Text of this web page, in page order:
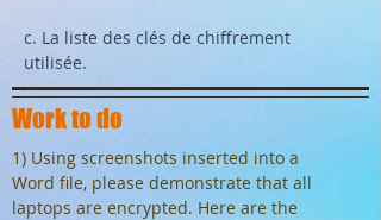
c. La liste des clés de chiffrement
utilisée.
Work to do
1) Using screenshots inserted into a
Word file, please demonstrate that all
laptops are encrypted. Here are the